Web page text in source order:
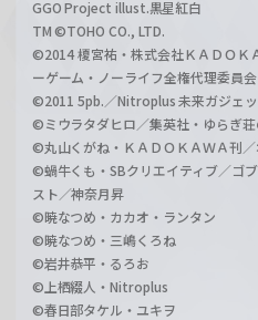
GGO Project illust.黒星紅白
TM ©TOHO CO., LTD.
©2014 榎宮祐・株式会社ＫＡＤＯＫ
ーゲーム・ノーライフ全権代理委員会
©2011 5pb.／Nitroplus 未来ガジェ
©ミウラタダヒロ／集英社・ゆらぎ
©丸山くがね・ＫＡＤＯＫＡＷＡ刊
©蝸牛くも・SBクリエイティブ／ゴ
スト／神奈月昇
©暁なつめ・カカオ・ランタン
©暁なつめ・三嶋くろね
©岩井恭平・るろお
©上栖綴人・Nitroplus
©春日部タケル・ユキヲ